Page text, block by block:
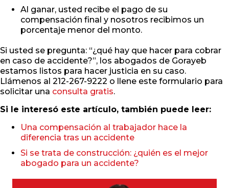
Al ganar, usted recibe el pago de su
compensación final y nosotros recibimos un
porcentaje menor del monto.
Si usted se pregunta: “¿qué hay que hacer para cobrar
en caso de accidente?”, los abogados de Gorayeb
estamos listos para hacer justicia en su caso.
Llámenos al 212-267-9222 o llene este formulario para
solicitar una consulta gratis.
Si le interesó este artículo, también puede leer:
Una compensación al trabajador hace la
diferencia tras un accidente
Si se trata de construcción: ¿quién es el mejor
abogado para un accidente?